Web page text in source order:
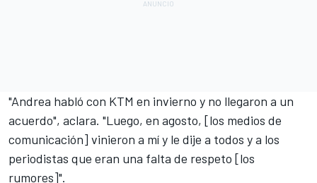
"Andrea habló con KTM en invierno y no llegaron a un
acuerdo", aclara. "Luego, en agosto, [los medios de
comunicación] vinieron a mí y le dije a todos y a los
periodistas que eran una falta de respeto [los
rumores]".